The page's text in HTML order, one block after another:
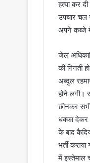
हत्या कर
उपचार चल
अपने कब्जे में
जेल
की गिनती
अब्दुल
होने लगी।
छीनकर
धक्का देकर
के बाद
भर्ती
में इस्तेमाल